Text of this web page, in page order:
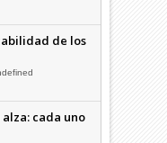
de los
cada uno